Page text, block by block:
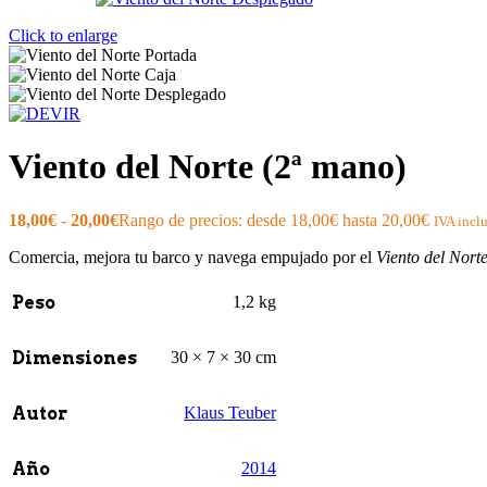
Click to enlarge
Viento del Norte (2ª mano)
18,00€ - 20,00€Rango de precios: desde 18,00€ hasta 20,00€ IVA
Comercia, mejora tu barco y navega empujado por el Viento del Norte
Peso 1,2 kg
Dimensiones 30 × 7 × 30 cm
Autor Klaus Teuber
Año 2014